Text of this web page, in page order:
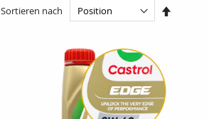
Sortieren nach